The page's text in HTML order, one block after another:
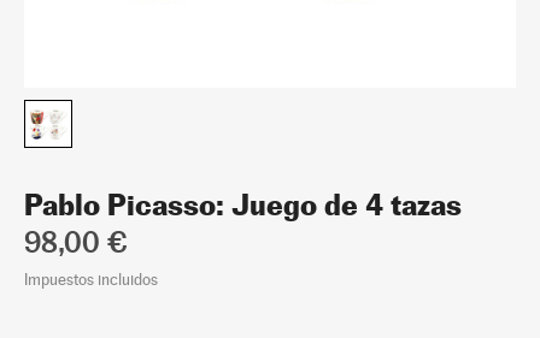
Pablo Picasso: Juego de 4 tazas
98,00 €
Impuestos incluidos